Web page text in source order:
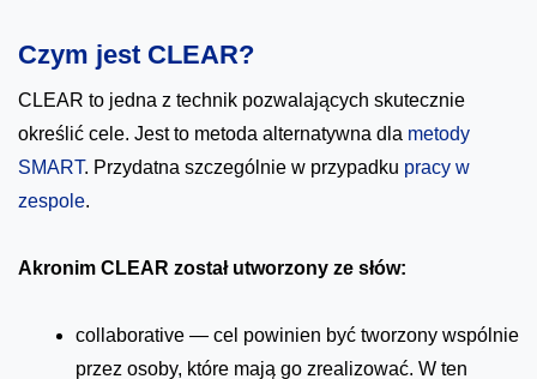
Czym jest CLEAR?
CLEAR to jedna z technik pozwalających skutecznie
określić cele. Jest to metoda alternatywna dla metody
SMART. Przydatna szczególnie w przypadku pracy w
zespole.
Akronim CLEAR został utworzony ze słów:
collaborative — cel powinien być tworzony wspólnie
przez osoby, które mają go zrealizować. W ten